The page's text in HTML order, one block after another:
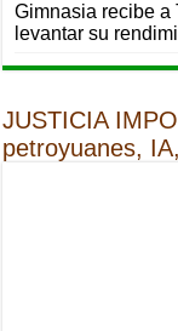
Gimnasia recibe a
levantar su
JUSTICIA
petroyuanes,